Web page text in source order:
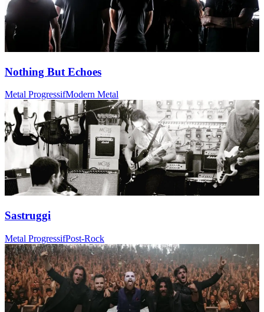
Nothing But Echoes
Metal ProgressifModern Metal
Sastruggi
Metal ProgressifPost-Rock